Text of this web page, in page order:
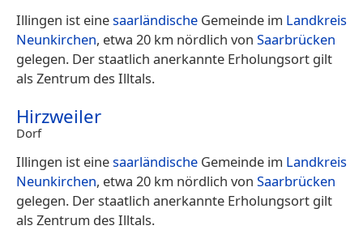
Illingen ist einesaarländische Gemeinde im Landkreis
Neunkirchen, etwa 20 km nördlich von Saarbrücken
gelegen. Der staatlich anerkannte Erholungsort gilt
als Zentrum des Illtals.
Hirzweiler
Dorf
Illingen ist einesaarländische Gemeinde im Landkreis
Neunkirchen, etwa 20 km nördlich von Saarbrücken
gelegen. Der staatlich anerkannte Erholungsort gilt
als Zentrum des Illtals.